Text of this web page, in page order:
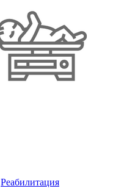
Реабилитация